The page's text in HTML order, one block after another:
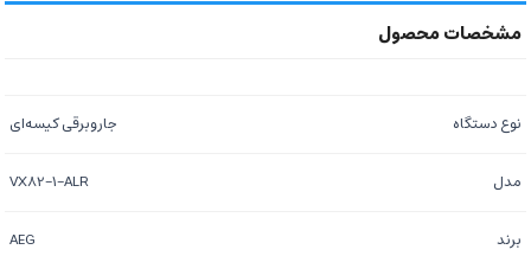
نوع دستگاه جاروبرقی کیسه‌ای
مدل VX82-1-ALR
برند AEG